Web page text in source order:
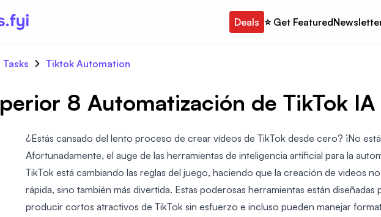
Deals ⭐️ Get Featured
Tasks Tiktok Automation
8 Automatización de TikTok
¿Estás cansado del lento proceso de crear vídeos de TikTok desde cero? ¡No
Afortunadamente, el auge de las herramientas de inteligencia artificial para la
TikTok está cambiando las reglas del juego, haciendo que la creación de videos
rápida, sino también más divertida. Estas poderosas herramientas están diseñadas
producir cortos atractivos de TikTok sin esfuerzo e incluso pueden manejar